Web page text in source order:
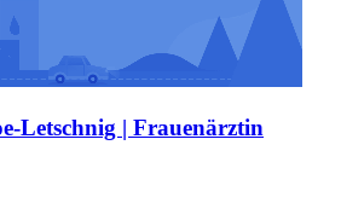
Letschnig | Frauenärztin